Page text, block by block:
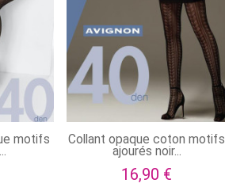
motifs
Collant opaque coton motifs
ajourés noir...
16,90 €